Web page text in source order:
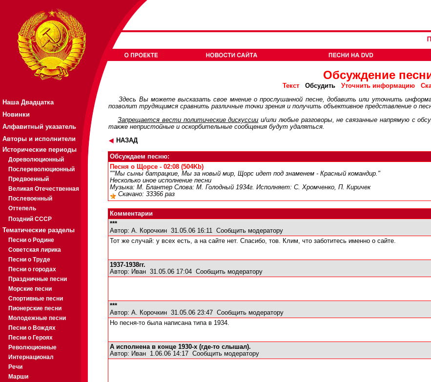
Наша Двадцатка
Новинки
Алфавитный указатель
Авторы и исполнители
Исторические периоды
Дореволюционный
Послереволюционный
Предвоенный
Великая Отечественная
Послевоенный
Оттепель
Поздний СССР
Тематические разделы
Песни о Родине
Советская лирика
Песни о Труде
Песни о городах
Праздничные песни
Морские песни
Спортивные песни
Пионерские песни
Молодежные песни
Песни о Вождях
Песни о Героях
Революционные
Интернационал
Речи
Марши
Обсуждение
Текст Обсудить Уточнить информацию
Здесь Вы можете высказать свое мнение о прослушанной песне, добавить или уточнить
позволит трудящимся сравнить различные точки зрения и получить объективное представление о
Запрещается вести политические дискуcсии и/или любые разговоры, не связанные напрямую с
также непристойные и оскорбительные сообщения будут удаляться.
НАЗАД
Обсуждаем песню:
Песня о Щорсе - 02:08 (504Kb)
""Мы сыны батрацкие, Мы за новый мир, Щорс идет под знаменем - Красный командир."
Несколько иное исполнение песни
Музыка: М. Блантер Слова: М. Голодный 1934г. Исполняет: С. Хромченко, П. Киричек
Скачано: 33366 раз
Комментарии
***
Автор: А. Корочкин 31.05.06 16:11 Сообщить модератору
Тот же случай: у всех есть, а на сайте нет. Спасибо, тов. Клим, что заботитесь именно о сайте.
1937-1938гг.
Автор: Иван 31.05.06 17:04 Сообщить модератору
***
Автор: А. Корочкин 31.05.06 23:47 Сообщить модератору
Но песня-то была написана типа в 1934.
А исполнена в конце 1930-х (где-то слышал).
Автор: Иван 1.06.06 14:17 Сообщить модератору